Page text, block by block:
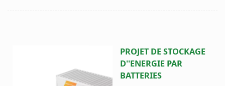
PROJET DE STOCKAGE
D''ENERGIE PAR
BATTERIES